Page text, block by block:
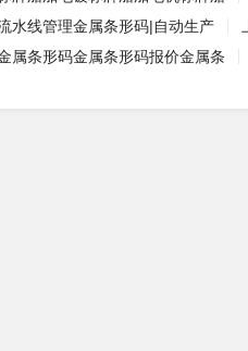
水线管理金属条形码|自动生产
金属条形码金属条形码报价金属条